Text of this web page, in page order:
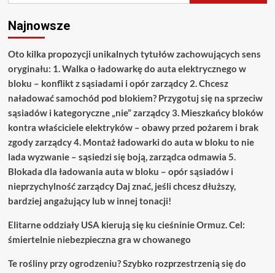
Najnowsze
Oto kilka propozycji unikalnych tytułów zachowujących sens
oryginału: 1. Walka o ładowarkę do auta elektrycznego w
bloku – konflikt z sąsiadami i opór zarządcy 2. Chcesz
naładować samochód pod blokiem? Przygotuj się na sprzeciw
sąsiadów i kategoryczne „nie” zarządcy 3. Mieszkańcy bloków
kontra właściciele elektryków – obawy przed pożarem i brak
zgody zarządcy 4. Montaż ładowarki do auta w bloku to nie
lada wyzwanie – sąsiedzi się boją, zarządca odmawia 5.
Blokada dla ładowania auta w bloku – opór sąsiadów i
nieprzychylność zarządcy Daj znać, jeśli chcesz dłuższy,
bardziej angażujący lub w innej tonacji!
Elitarne oddziały USA kierują się ku cieśninie Ormuz. Cel:
śmiertelnie niebezpieczna gra w chowanego
Te rośliny przy ogrodzeniu? Szybko rozprzestrzenią się do